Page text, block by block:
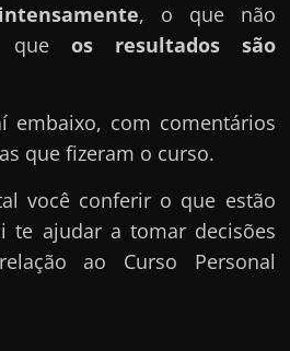
, o que não
que os resultados são
embaixo, com comentários
que fizeram o curso.
você conferir o que estão
te ajudar a tomar decisões
ao Curso Personal